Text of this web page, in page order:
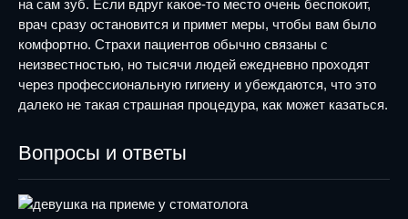
на сам зуб. Если вдруг какое-то место очень беспокоит,
врач сразу остановится и примет меры, чтобы вам было
комфортно. Страхи пациентов обычно связаны с
неизвестностью, но тысячи людей ежедневно проходят
через профессиональную гигиену и убеждаются, что это
далеко не такая страшная процедура, как может казаться.
Вопросы и ответы